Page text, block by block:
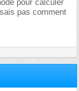
pour calculer
pas comment